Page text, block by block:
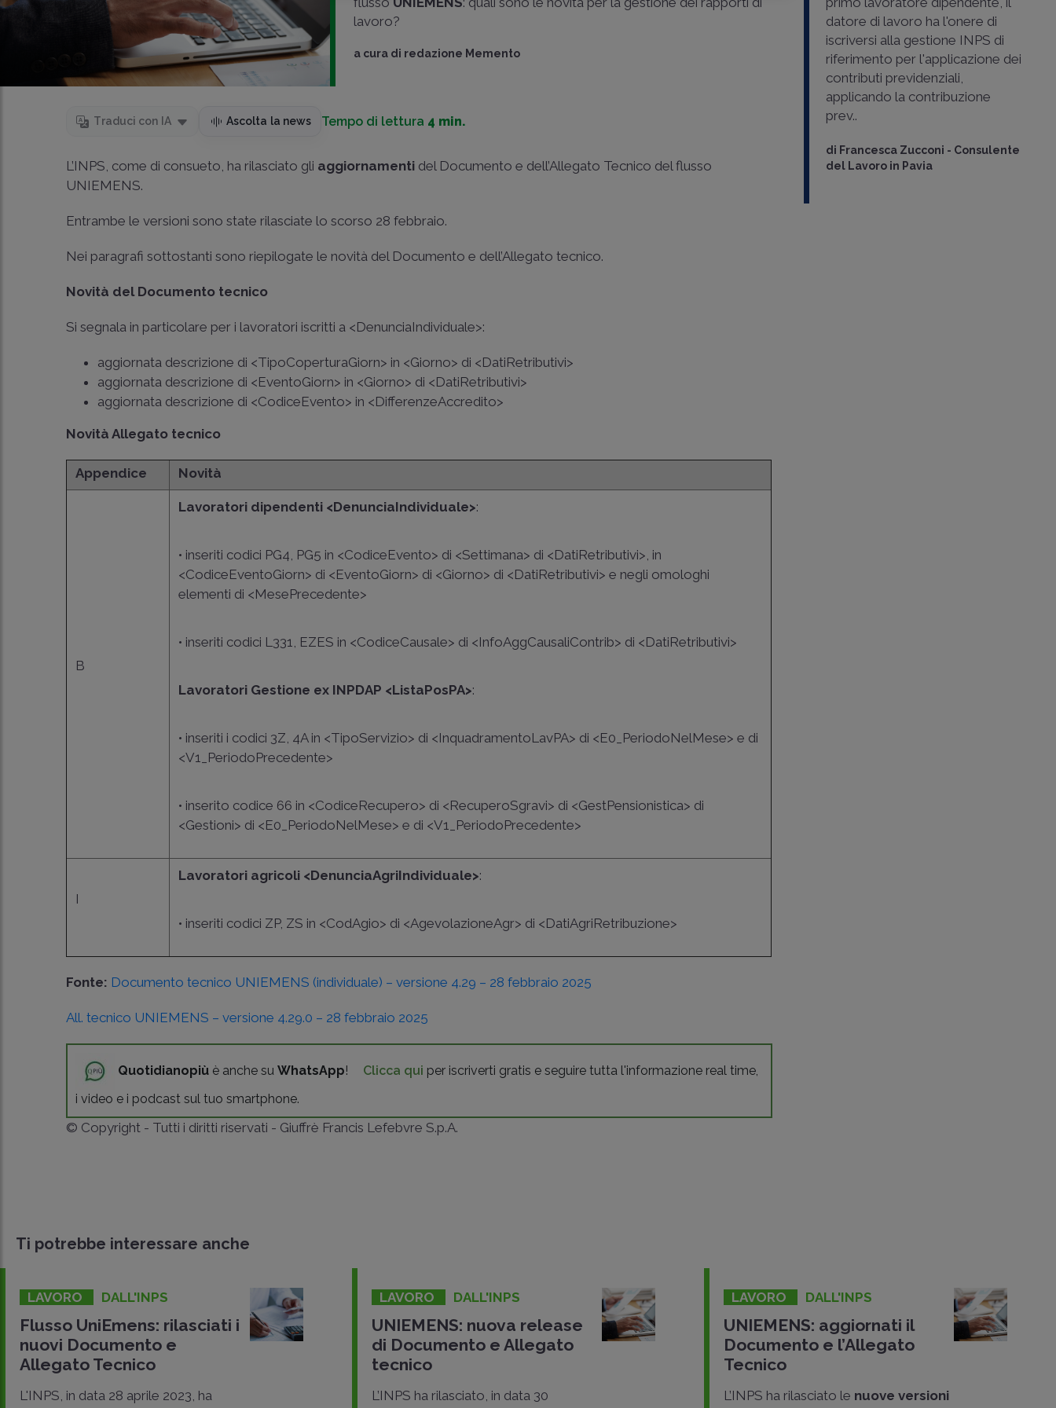
lavoro?
a cura di redazione Memento
Traduci con IA Ascolta la news Tempo di lettura 4 min.
L’INPS, come di consueto, ha rilasciato gli aggiornamenti del Documento e dell’Allegato Tecnico del flusso
UNIEMENS.
Entrambe le versioni sono state rilasciate lo scorso 28 febbraio.
Nei paragrafi sottostanti sono riepilogate le novità del Documento e dell’Allegato tecnico.
Novità del Documento tecnico
Si segnala in particolare per i lavoratori iscritti a <DenunciaIndividuale>:
aggiornata descrizione di <TipoCoperturaGiorn> in <Giorno> di <DatiRetributivi>
aggiornata descrizione di <EventoGiorn> in <Giorno> di <DatiRetributivi>
aggiornata descrizione di <CodiceEvento> in <DifferenzeAccredito>
Novità Allegato tecnico
Appendice Novità
B
Lavoratori dipendenti <DenunciaIndividuale>:
• inseriti codici PG4, PG5 in <CodiceEvento> di <Settimana> di <DatiRetributivi>, in
<CodiceEventoGiorn> di <EventoGiorn> di <Giorno> di <DatiRetributivi> e negli omologhi
elementi di <MesePrecedente>
• inseriti codici L331, EZES in <CodiceCausale> di <InfoAggCausaliContrib> di <DatiRetributivi>
Lavoratori Gestione ex INPDAP <ListaPosPA>:
• inseriti i codici 3Z, 4A in <TipoServizio> di <InquadramentoLavPA> di <E0_PeriodoNelMese> e di
<V1_PeriodoPrecedente>
• inserito codice 66 in <CodiceRecupero> di <RecuperoSgravi> di <GestPensionistica> di
<Gestioni> di <E0_PeriodoNelMese> e di <V1_PeriodoPrecedente>
I
Lavoratori agricoli <DenunciaAgriIndividuale>:
• inseriti codici ZP, ZS in <CodAgio> di <AgevolazioneAgr> di <DatiAgriRetribuzione>
Fonte: Documento tecnico UNIEMENS (individuale) – versione 4.29 – 28 febbraio 2025
All. tecnico UNIEMENS – versione 4.29.0 – 28 febbraio 2025
Quotidianopiù è anche suWhatsApp! Clicca qui per iscriverti gratis e seguire tutta l'informazione real time,
i video e i podcast sul tuo smartphone.
© Copyright - Tutti i diritti riservati - Giuffrè Francis Lefebvre S.p.A.
datore di lavoro ha l'onere di
iscriversi alla gestione INPS di
riferimento per l'applicazione dei
contributi previdenziali,
applicando la contribuzione
prev..
di Francesca Zucconi - Consulente
del Lavoro in Pavia
Ti potrebbe interessare anche
LAVORO DALL'INPS
Flusso UniEmens: rilasciati i
nuovi Documento e
Allegato Tecnico
L'INPS, in data 28 aprile 2023, ha
LAVORO DALL'INPS
UNIEMENS: nuova release
di Documento e Allegato
tecnico
L’INPS ha rilasciato, in data 30
LAVORO DALL'INPS
UNIEMENS: aggiornati il
Documento e l’Allegato
Tecnico
L’INPS ha rilasciato le nuove versioni